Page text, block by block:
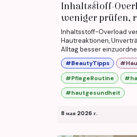
Inhaltsstoff-
weniger prüfen,
Inhaltsstoff-Overload
Hautreaktionen,
Alltag besser
#BeautyTipps
#PflegeRoutine
#hautgesundheit
8 мая 2026 г.